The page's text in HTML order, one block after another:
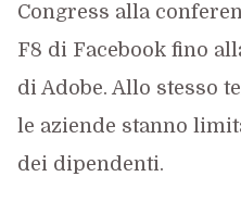
Congress alla
F8 di Facebook fino
di Adobe. Allo stesso
le aziende stanno
dei dipendenti.